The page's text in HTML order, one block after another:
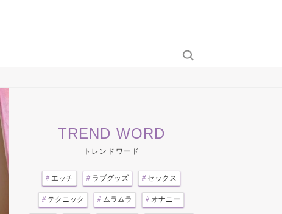
TREND WORD
トレンドワード
# エッチ # ラブグッズ # セックス
# テクニック # ムラムラ # オナニー